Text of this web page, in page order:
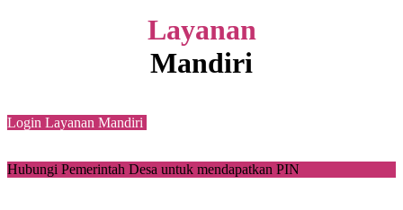
Layanan
Mandiri
Login Layanan Mandiri
Hubungi Pemerintah Desa untuk mendapatkan PIN